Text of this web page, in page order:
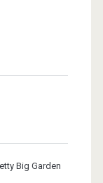
Big Garden